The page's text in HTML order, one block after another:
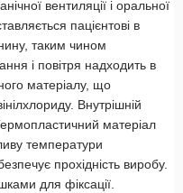
вентиляції і оральної
пацієнтові в
таким чином
і повітря надходить в
матеріалу, що
Внутрішній
матеріал
температури
прохідність виробу.
для фіксації.